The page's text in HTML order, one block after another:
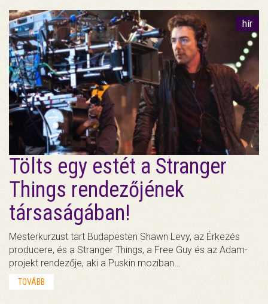
hír
Tölts egy estét a Stranger
Things rendezőjének
társaságában!
Mesterkurzust tart Budapesten Shawn Levy, az Érkezés
producere, és a Stranger Things, a Free Guy és az Adam-
projekt rendezője, aki a Puskin moziban…
TOVÁBB